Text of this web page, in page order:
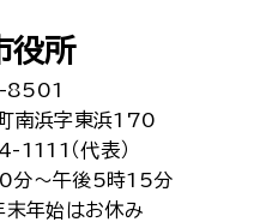
役所
8501
南浜字東浜170
（代表）
分～午後5時15分
年始はお休み